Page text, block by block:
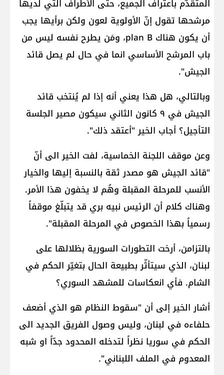
المتقدّم باعتراف الجميع، حتى الأطراف التي لديها
مرشحها تقول إنّ الأولوية لعون ولكن برأيها يجب
أن يكون هناك plan B، ومَن يطرح نفسه ليس من
باب المرشح الأساسي انما في حال لم يصل قائد
الجيش".
وبالتالي، هل هذا يعني أنه إذا لم يُنتخب قائد
الجيش في ٩ كانون الثاني سيكون مصير الجلسة
التأجيل؟ أجاب الخير "أعتقد ذلك".
وعن موقف اللجنة الخماسية، لفت الخير الى أنّ
"قائد الجيش هو مصدر ثقة بالنسبة إليها والخيار
الأنسب للمرحلة المقبلة وهُم لا يخفون هذا الأمر.
وهناك كلام أن الرئيس نبيه بري قد يتبلّغ موقفاً
رسمياً بهذا الخصوص في المرحلة المقبلة".
بالتزامن، أرخت التطورات السورية بظلالها على
لبنان، الذي سيتأثّر بطبيعة الحال بتغيّر الحكم في
الشام. فأي انعكاسات للمشهد السوري؟
أشار الخير إلى أن "سقوط النظام هو الذي أضعف
حلفاءه في لبنان، وليس وصول الفريق الجديد الى
الحكم في سوريا نظراً لتدخله المحدود جدّاً او شبه
المعدوم في الملف اللبناني".